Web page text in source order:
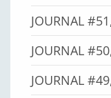
JOURNAL
JOURNAL
JOURNAL